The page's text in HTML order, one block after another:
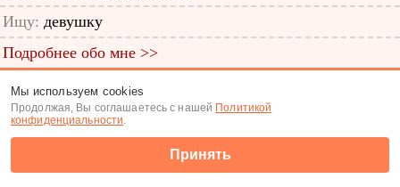
Ищу: девушку
Подробнее обо мне >>
ID анкеты: 11829435
Знакомства|Поиск анкет
Мы используем cookies
Продолжая, Вы соглашаетесь с нашей Политикой
конфиденциальности.
Принять